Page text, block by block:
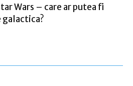
Wars – care ar putea fi